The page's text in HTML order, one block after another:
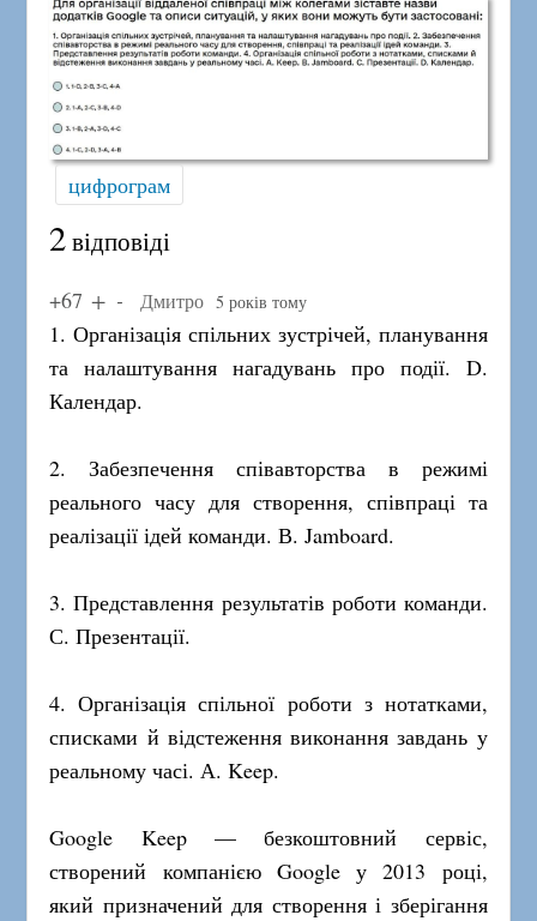
цифрограм
2відповіді
+67 Дмитро 5 років тому
1. Організація спільних зустрічей, планування
та налаштування нагадувань про події. D.
Календар.
2. Забезпечення співавторства в режимі
реального часу для створення, співпраці та
реалізації ідей команди. В. Jamboard.
3. Представлення результатів роботи команди.
С. Презентації.
4. Організація спільної роботи з нотатками,
списками й відстеження виконання завдань у
реальному часі. А. Keep.
Google Keep — безкоштовний сервіс,
створений компанією Google у 2013 році,
який призначений для створення і зберігання